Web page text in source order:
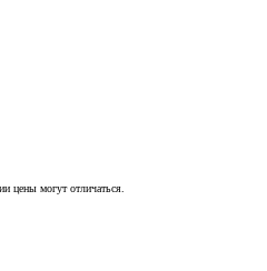
цены могут отличаться.